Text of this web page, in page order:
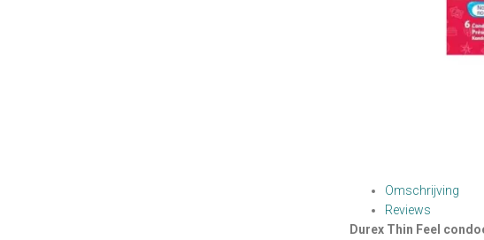
Omschrijving
Reviews
Durex Thin Feel